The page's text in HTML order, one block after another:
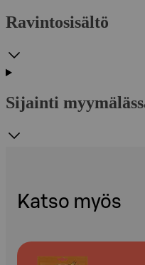
Ravintosisältö
Sijainti
Katso myös